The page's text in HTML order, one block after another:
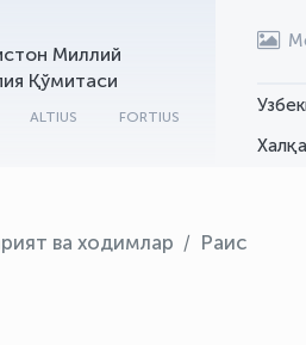
Миллий
Қўмитаси
ALTIUS FORTIUS
ва ходимлар Раис